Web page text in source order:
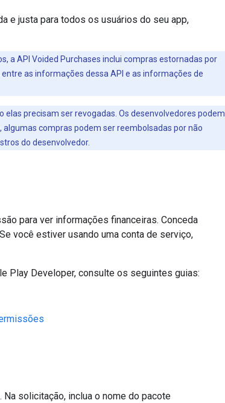
e justa para todos os usuários do seu app,
a API Voided Purchases inclui compras estornadas por
as informações dessa API e as informações de
precisam ser revogadas. Os desenvolvedores podem
compras podem ser reembolsadas por não
do desenvolvedor.
para ver informações financeiras. Conceda
você estiver usando uma conta de serviço,
Play Developer, consulte os seguintes guias:
solicitação, inclua o nome do pacote